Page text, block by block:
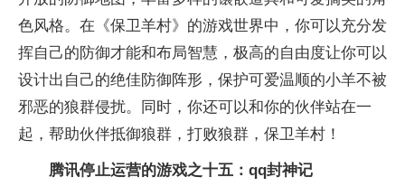
色风格。在《保卫羊村》的游戏世界中，你可以充分发
挥自己的防御才能和布局智慧，极高的自由度让你可以
设计出自己的绝佳防御阵形，保护可爱温顺的小羊不被
邪恶的狼群侵扰。同时，你还可以和你的伙伴站在一
起，帮助伙伴抵御狼群，打败狼群，保卫羊村！
腾讯停止运营的游戏之十五：qq封神记